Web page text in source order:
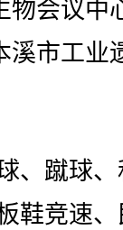
物会议中
溪市工业
蹴球、
鞋竞速